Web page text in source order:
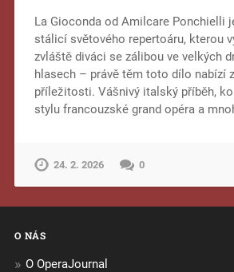
La Gioconda od Amilcare Ponchielli
stálicí světového repertoáru, kterou
zvláště diváci se zálibou ve velkých
hlasech – právě těm toto dílo nabízí
příležitosti. Vášnivý italský příběh,
stylu francouzské grand opéra a
24. 2. 2026 0
O NÁS
O OperaJournal